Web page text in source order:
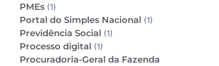
PMEs (1)
Portal do Simples Nacional (1)
Previdência Social (1)
Processo digital (1)
Procuradoria-Geral da Fazenda